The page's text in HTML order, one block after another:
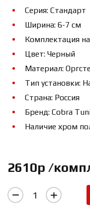
Серия: Стандарт
Ширина: 6-7 см
Комплектация
Цвет: Черный
Материал:
Тип установки:
Страна: Россия
Бренд: Cobra
Наличие хром
2610р /